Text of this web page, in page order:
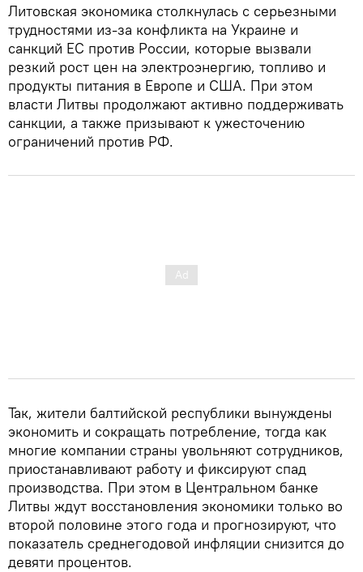
Литовская экономика столкнулась с серьезными
трудностями из-за конфликта на Украине и
санкций ЕС против России, которые вызвали
резкий рост цен на электроэнергию, топливо и
продукты питания в Европе и США. При этом
власти Литвы продолжают активно поддерживать
санкции, а также призывают к ужесточению
ограничений против РФ.
Так, жители балтийской республики вынуждены
экономить и сокращать потребление, тогда как
многие компании страны увольняют сотрудников,
приостанавливают работу и фиксируют спад
производства. При этом в Центральном банке
Литвы ждут восстановления экономики только во
второй половине этого года и прогнозируют, что
показатель среднегодовой инфляции снизится до
девяти процентов.